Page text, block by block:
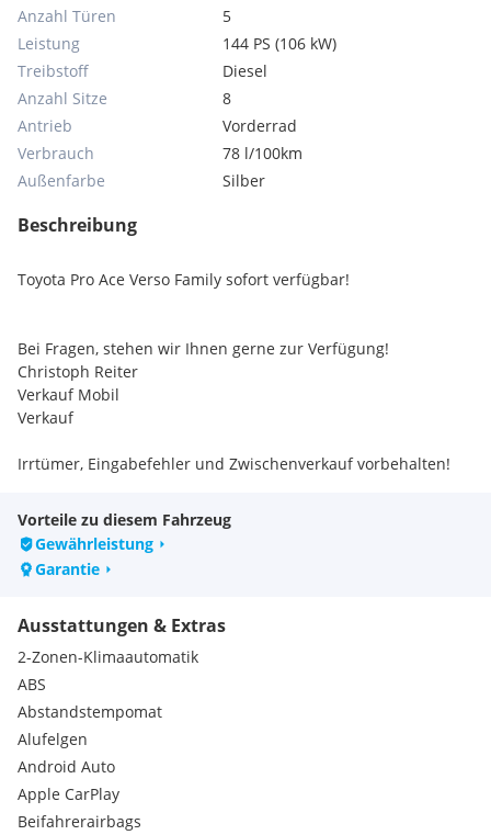
Anzahl Türen
5
Leistung
144 PS (106 kW)
Treibstoff
Diesel
Anzahl Sitze
8
Antrieb
Vorderrad
Verbrauch
78 l/100km
Außenfarbe
Silber
Beschreibung
Toyota Pro Ace Verso Family sofort verfügbar!
Bei Fragen, stehen wir Ihnen gerne zur Verfügung!
Christoph Reiter
Verkauf Mobil
Verkauf
Irrtümer, Eingabefehler und Zwischenverkauf vorbehalten!
Vorteile zu diesem Fahrzeug
Gewährleistung
Garantie
Ausstattungen & Extras
2-Zonen-Klimaautomatik
ABS
Abstandstempomat
Alufelgen
Android Auto
Apple CarPlay
Beifahrerairbags